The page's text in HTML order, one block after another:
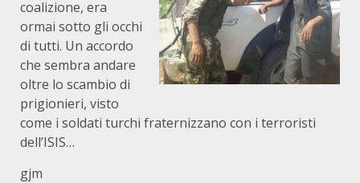
coalizione, era
ormai sotto gli occhi
di tutti. Un accordo
che sembra andare
oltre lo scambio di
prigionieri, visto
come i soldati turchi fraternizzano con i terroristi
dell’ISIS…
gjm